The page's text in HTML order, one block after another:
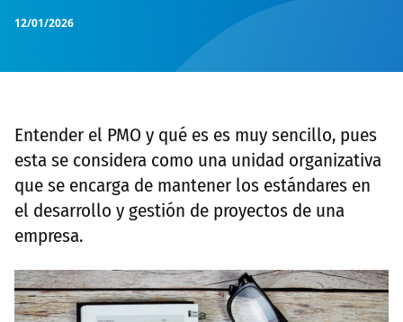
12/01/2026
Entender el PMO y qué es es muy sencillo, pues
esta se considera como una unidad organizativa
que se encarga de mantener los estándares en
el desarrollo y gestión de proyectos de una
empresa.